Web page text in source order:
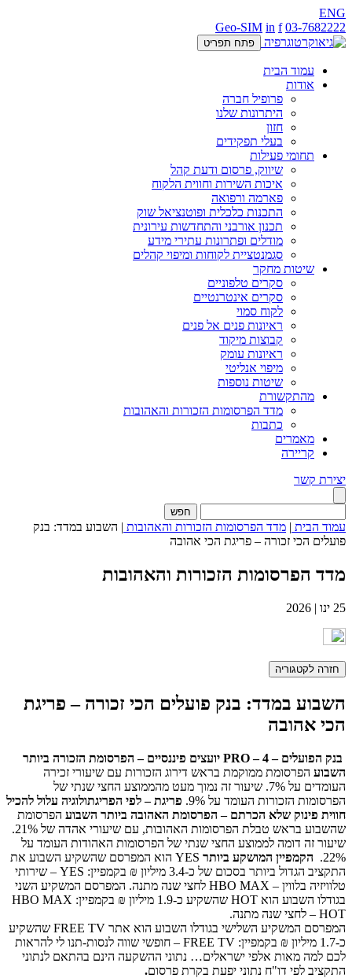
ENG
Geo-SIM in f 03-7682222
פתח תפריט
עמוד הבית
אודות
פרופיל חברה
היתרונות שלנו
חזון
בעלי תפקידים
תחומי פעילות
שיווק, פרסום ודעת קהל
איכות השירות וחווית הלקוח
פארמה ורפואה
התכנות כלכלית ופוטנציאל שוק
תכנון אורבני והתחדשות עירונית
מודלים ופתרונות עתירי מידע
סגמנטציית לקוחות ומיפוי קהלים
שיטות מחקר
סקרים טלפוניים
סקרים אינטרנטיים
לקוח סמוי
ראיונות פנים אל פנים
קבוצות מיקוד
ראיונות עומק
מיפוי אנליטי
שיטות נוספות
מהתקשורת
מדד הפרסומות הזכורות והאהובות
כתבות
מאמרים
קריירה
יצירת קשר
חפש
עמוד הבית | מדד הפרסומות הזכורות והאהובות | השבוע במדד: בנק
פועלים הכי זכורה – פריגת הכי אהובה
מדד הפרסומות הזכורות והאהובות
25 ינו |
2026
חזרה לקטגוריה
השבוע במדד: בנק פועלים הכי זכורה – פריגת
הכי אהובה
בנק הפועלים –PRO – 4 יועצים פיננסיים – הפרסומת הזכורה ביותר
השבוע הפרסומת ממוקמת בראש דירוג הזכורות עם שיעורי זכירה
העומדים על 7%. שיעור זה נמוך מעט מהממוצע החצי שנתי של
הפרסומות הזכורות העומד על 9%.
פריגת – לפי הפריגתולוגיה עלול להכיל
חווית פינוק שלא הכרתם– הפרסומת האהובה ביותר השבוע הפרסומת
שהשבוע בראש טבלת הפרסומות האהובות, עם שיעורי אהדה של 21%.
שיעור זה דומה לממוצע החצי שנתי של הפרסומות האהודות העומד על
22%.
הקמפיין המושקע ביותר
YES הוא המפרסם שהשקיע השבוע את
התקציב הגדול ביותר בסכום של כ-3.4 מיליון ₪ בקמפיין: YES – שירותי
טלוויזיה בלווין – HBO MAX לחצי שנה מתנה. המפרסם המשקיע השני
בגודלו השבוע הוא HOT שהשקיע כ-1.9 מיליון ₪ בקמפיין: HBO MAX
– HOT לחצי שנה מתנה.
המפרסם המשקיע השלישי בגודלו השבוע הוא אתר FREE TV שהשקיע
כ-1.7 מיליון ₪ בקמפיין: FREE TV – חופשי שווה לנסות-תנו לי להראות
לכם למה מאות אלפי ישראלים… נתוני ההשקעה הינם בהתאם לנתוני
התקציב לפי דו"ח נתוני יפעת בקרת פרסום.